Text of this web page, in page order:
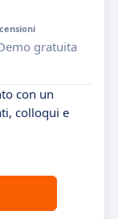
gratuita
con un
colloqui e